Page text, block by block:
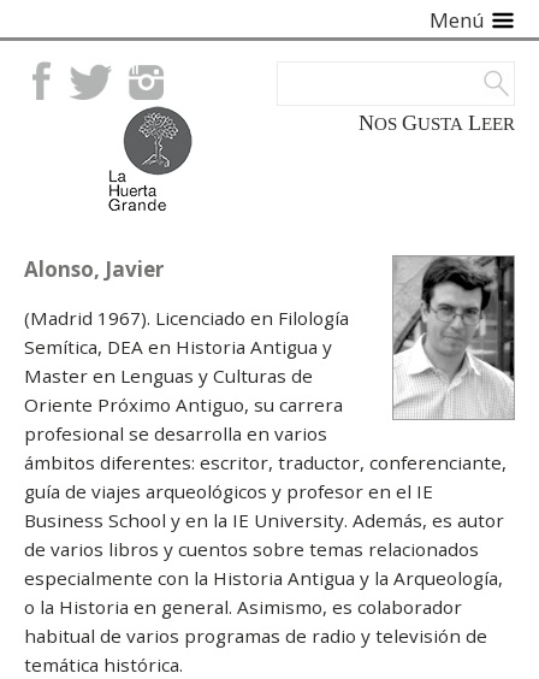
Facebook TwitterInstagram
NOS GUSTA LEER
Menú
Alonso, Javier
(Madrid 1967). Licenciado en Filología
Semítica, DEA en Historia Antigua y
Master en Lenguas y Culturas de
Oriente Próximo Antiguo, su carrera
profesional se desarrolla en varios
ámbitos diferentes: escritor, traductor, conferenciante,
guía de viajes arqueológicos y profesor en el IE
Business School y en la IE University. Además, es autor
de varios libros y cuentos sobre temas relacionados
especialmente con la Historia Antigua y la Arqueología,
o la Historia en general. Asimismo, es colaborador
habitual de varios programas de radio y televisión de
temática histórica.